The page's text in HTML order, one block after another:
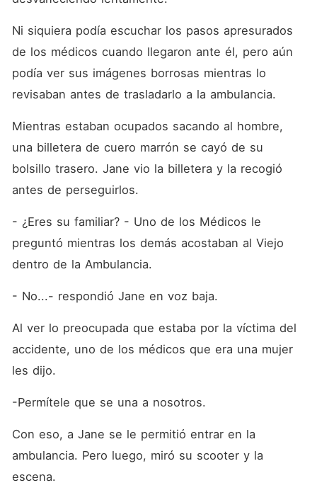
Ni siquiera podía escuchar los pasos apresurados
de los médicos cuando llegaron ante él, pero aún
podía ver sus imágenes borrosas mientras lo
revisaban antes de trasladarlo a la ambulancia.
Mientras estaban ocupados sacando al hombre,
una billetera de cuero marrón se cayó de su
bolsillo trasero. Jane vio la billetera y la recogió
antes de perseguirlos.
- ¿Eres su familiar? - Uno de los Médicos le
preguntó mientras los demás acostaban al Viejo
dentro de la Ambulancia.
- No...- respondió Jane en voz baja.
Al ver lo preocupada que estaba por la víctima del
accidente, uno de los médicos que era una mujer
les dijo.
-Permítele que se una a nosotros.
Con eso, a Jane se le permitió entrar en la
ambulancia. Pero luego, miró su scooter y la
escena.